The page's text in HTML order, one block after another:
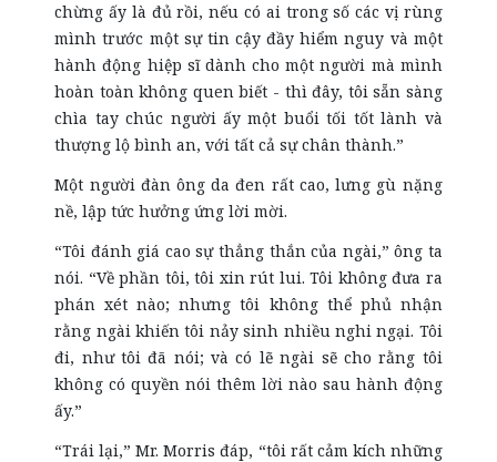
chừng ấy là đủ rồi, nếu có ai trong số các vị rùng
mình trước một sự tin cậy đầy hiểm nguy và một
hành động hiệp sĩ dành cho một người mà mình
hoàn toàn không quen biết - thì đây, tôi sẵn sàng
chìa tay chúc người ấy một buổi tối tốt lành và
thượng lộ bình an, với tất cả sự chân thành.”
Một người đàn ông da đen rất cao, lưng gù nặng
nề, lập tức hưởng ứng lời mời.
“Tôi đánh giá cao sự thẳng thắn của ngài,” ông ta
nói. “Về phần tôi, tôi xin rút lui. Tôi không đưa ra
phán xét nào; nhưng tôi không thể phủ nhận
rằng ngài khiến tôi nảy sinh nhiều nghi ngại. Tôi
đi, như tôi đã nói; và có lẽ ngài sẽ cho rằng tôi
không có quyền nói thêm lời nào sau hành động
ấy.”
“Trái lại,” Mr. Morris đáp, “tôi rất cảm kích những